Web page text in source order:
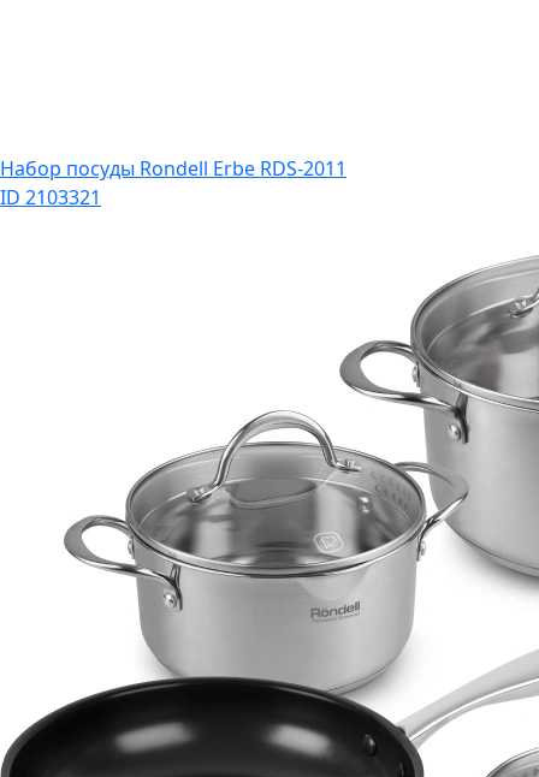
Набор посуды Rondell Erbe RDS-2011
ID 2103321